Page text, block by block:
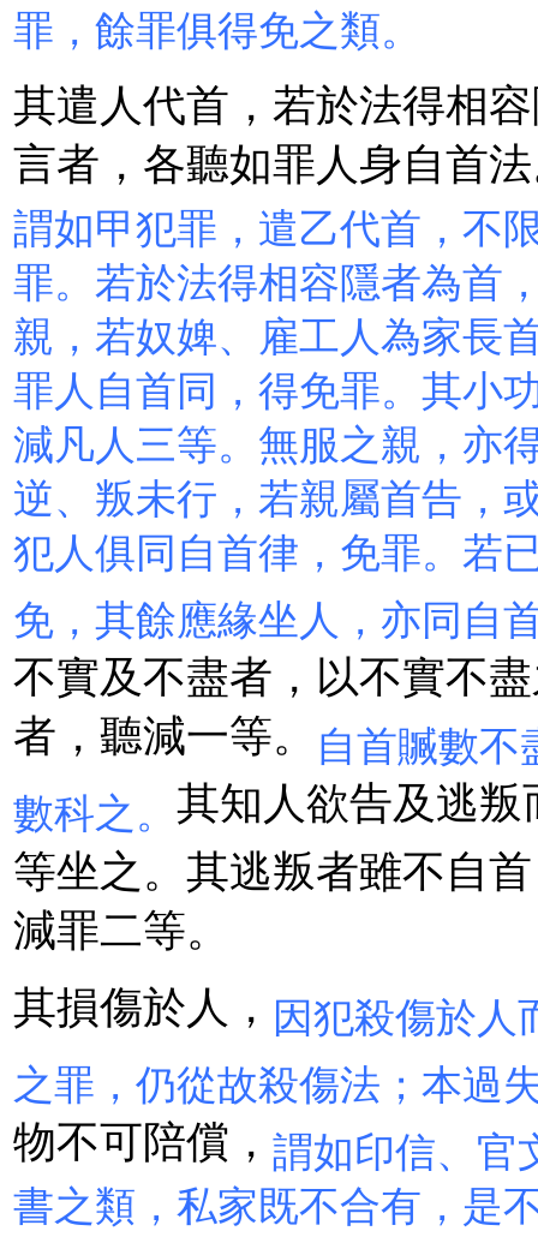
罪，餘罪俱得免之類。
其遣人代首，若於法得相
言者，各聽如罪人身自首
謂如甲犯罪，遣乙代首，不
罪。若於法得相容隱者為首
親，若奴婢、雇工人為家長
罪人自首同，得免罪。其小
減凡人三等。無服之親，亦
逆、叛未行，若親屬首告，
犯人俱同自首律，免罪。若
免，其餘應緣坐人，亦同自
不實及不盡者，以不實不
者，聽減一等。
自首贓數不
數科之。 其知人欲告及逃
等坐之。其逃叛者雖不自
減罪二等。
其損傷於人， 因犯殺傷於人
之罪，仍從故殺傷法；本過
物不可陪償， 謂如印信、官
書之類，私家既不合有，是